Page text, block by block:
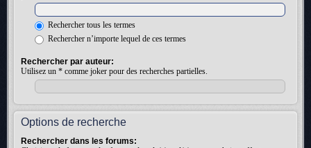
Rechercher tous les termes
Rechercher n’importe lequel de ces termes
Rechercher par auteur:
Utilisez un * comme joker pour des recherches partielles.
Options de recherche
Rechercher dans les forums: